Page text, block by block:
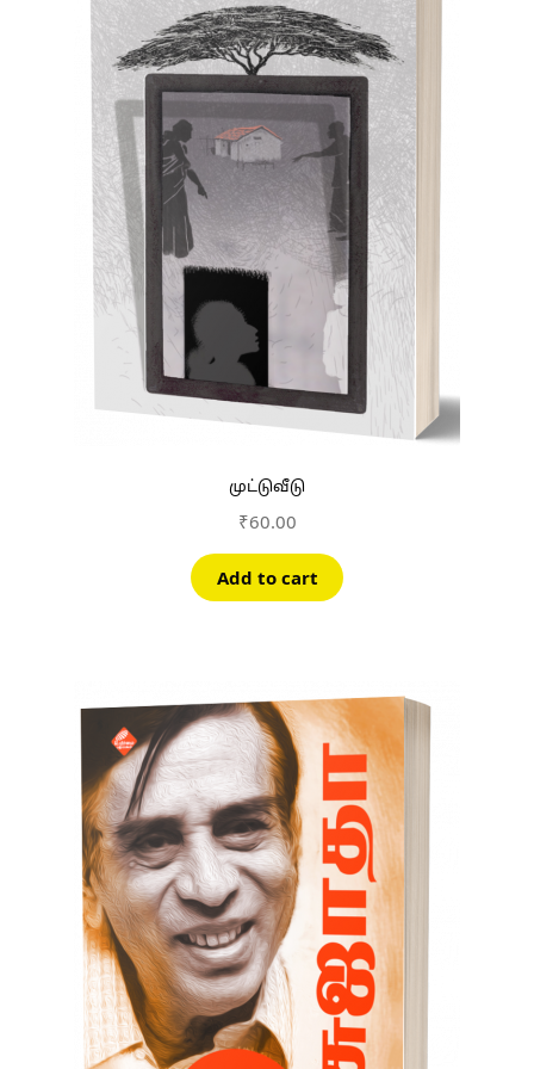
முட்டுவீடு
₹60.00
Add to cart